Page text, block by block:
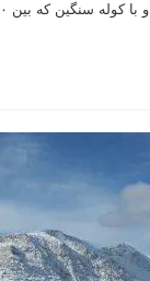
سنگین که بین ۲۰ تا ...